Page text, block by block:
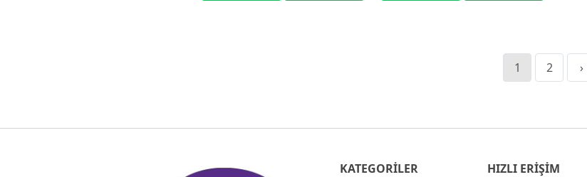
1 2 ›
KATEGORİLER HIZLI ERİŞİM